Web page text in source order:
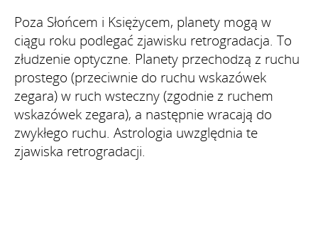
Poza Słońcem i Księżycem, planety mogą w
ciągu roku podlegać zjawisku retrogradacja. To
złudzenie optyczne. Planety przechodzą z ruchu
prostego (przeciwnie do ruchu wskazówek
zegara) w ruch wsteczny (zgodnie z ruchem
wskazówek zegara), a następnie wracają do
zwykłego ruchu. Astrologia uwzględnia te
zjawiska retrogradacji.